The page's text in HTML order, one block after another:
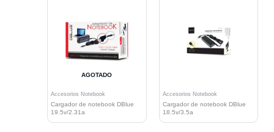
AGOTADO
Accesorios Notebook
Cargador de notebook DBlue
19.5v/2.31a
Accesorios Notebook
Cargador de notebook DBlue
18.5v/3.5a